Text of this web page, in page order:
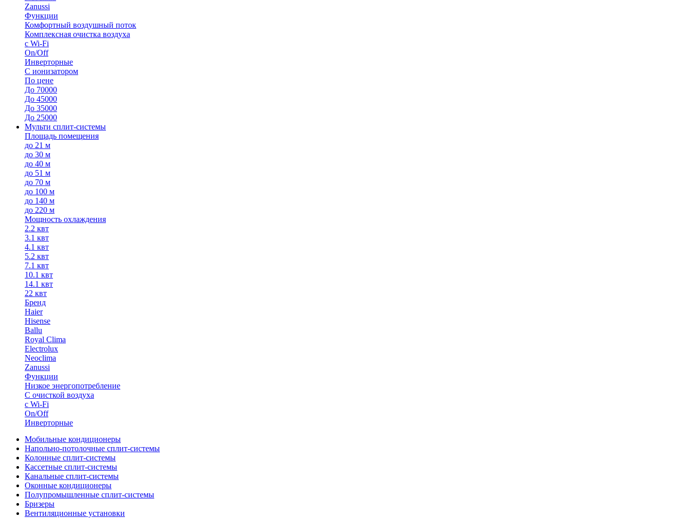
Zanussi
Функции
Комфортный воздушный поток
Комплексная очистка воздуха
с Wi-Fi
On/Off
Инверторные
С ионизатором
По цене
До 70000
До 45000
До 35000
До 25000
Мульти сплит-системы
Площадь помещения
до 21 м
до 30 м
до 40 м
до 51 м
до 70 м
до 100 м
до 140 м
до 220 м
Мощность охлаждения
2.2 квт
3.1 квт
4.1 квт
5.2 квт
7.1 квт
10.1 квт
14.1 квт
22 квт
Бренд
Haier
Hisense
Ballu
Royal Clima
Electrolux
Neoclima
Zanussi
Функции
Низкое энергопотребление
С очисткой воздуха
с Wi-Fi
On/Off
Инверторные
Мобильные кондиционеры
Напольно-потолоч​ные ​сплит-системы
Колонные ​​сплит-системы
Кассетные сплит-системы
Канальные сплит-системы
Оконные кондиционеры
Полупромышленные сплит-системы
Бризеры
Вентиляционные установки